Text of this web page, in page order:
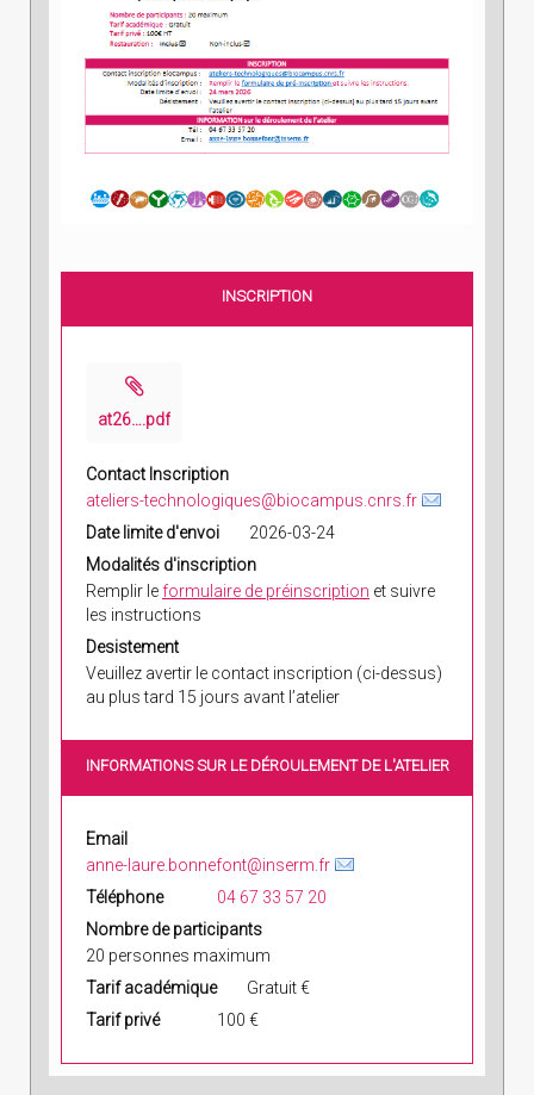
INSCRIPTION
at2606-fiche-atelier-vous-utiliser-des-animaux-de-laboratoire.pdf
Contact Inscription
ateliers-technologiques@biocampus.cnrs.fr
Date limite d'envoi
2026-03-24
Modalités d'inscription
Remplir le formulaire de préinscription et suivre
les instructions
Desistement
Veuillez avertir le contact inscription (ci-dessus)
au plus tard 15 jours avant l’atelier
INFORMATIONS SUR LE DÉROULEMENT DE L'ATELIER
Email
anne-laure.bonnefont@inserm.fr
Téléphone
04 67 33 57 20
Nombre de participants
20 personnes maximum
Tarif académique
Gratuit €
Tarif privé
100 €